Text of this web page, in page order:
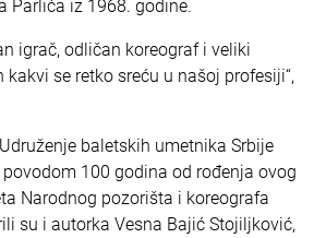
Parlića iz 1968. godine.
igrač, odličan koreograf i veliki
se retko sreću u našoj profesiji“,
baletskih umetnika Srbije
100 godina od rođenja ovog
Narodnog pozorišta i koreografa
su i autorka Vesna Bajić Stojiljković,